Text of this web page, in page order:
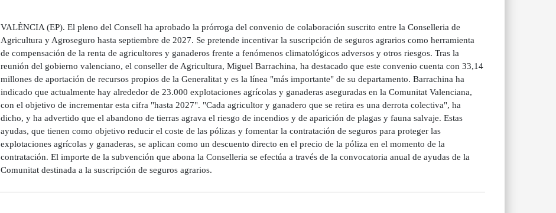
VALÈNCIA (EP). El pleno del Consell ha aprobado la prórroga del convenio de colaboración suscrito entre la Conselleria de
Agricultura y Agroseguro hasta septiembre de 2027. Se pretende incentivar la suscripción de seguros agrarios como herramienta
de compensación de la renta de agricultores y ganaderos frente a fenómenos climatológicos adversos y otros riesgos. Tras la
reunión del gobierno valenciano, el conseller de Agricultura, Miguel Barrachina, ha destacado que este convenio cuenta con 33,14
millones de aportación de recursos propios de la Generalitat y es la línea "más importante" de su departamento. Barrachina ha
indicado que actualmente hay alrededor de 23.000 explotaciones agrícolas y ganaderas aseguradas en la Comunitat Valenciana,
con el objetivo de incrementar esta cifra "hasta 2027". "Cada agricultor y ganadero que se retira es una derrota colectiva", ha
dicho, y ha advertido que el abandono de tierras agrava el riesgo de incendios y de aparición de plagas y fauna salvaje. Estas
ayudas, que tienen como objetivo reducir el coste de las pólizas y fomentar la contratación de seguros para proteger las
explotaciones agrícolas y ganaderas, se aplican como un descuento directo en el precio de la póliza en el momento de la
contratación. El importe de la subvención que abona la Conselleria se efectúa a través de la convocatoria anual de ayudas de la
Comunitat destinada a la suscripción de seguros agrarios.